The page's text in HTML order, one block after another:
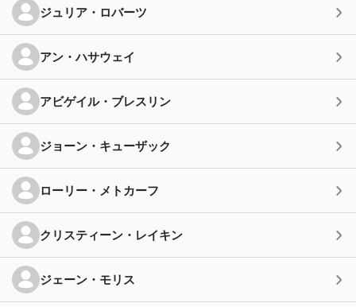
ジュリア・ロバーツ
アン・ハサウェイ
アビゲイル・ブレスリン
ジョーン・キューザック
ローリー・メトカーフ
クリスティーン・レイキン
ジェーン・モリス